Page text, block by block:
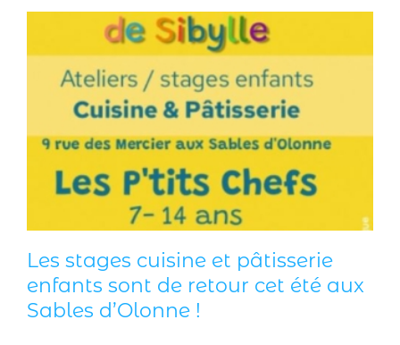
Les stages cuisine et pâtisserie
enfants sont de retour cet été aux
Sables d’Olonne !